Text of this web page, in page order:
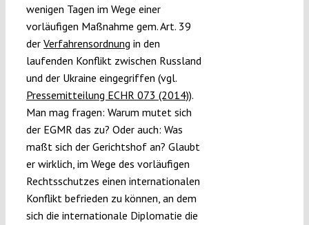
wenigen Tagen im Wege einer
vorläufigen Maßnahme gem. Art. 39
der Verfahrensordnung in den
laufenden Konflikt zwischen Russland
und der Ukraine eingegriffen (vgl.
Pressemitteilung ECHR 073 (2014)).
Man mag fragen: Warum mutet sich
der EGMR das zu? Oder auch: Was
maßt sich der Gerichtshof an? Glaubt
er wirklich, im Wege des vorläufigen
Rechtsschutzes einen internationalen
Konflikt befrieden zu können, an dem
sich die internationale Diplomatie die